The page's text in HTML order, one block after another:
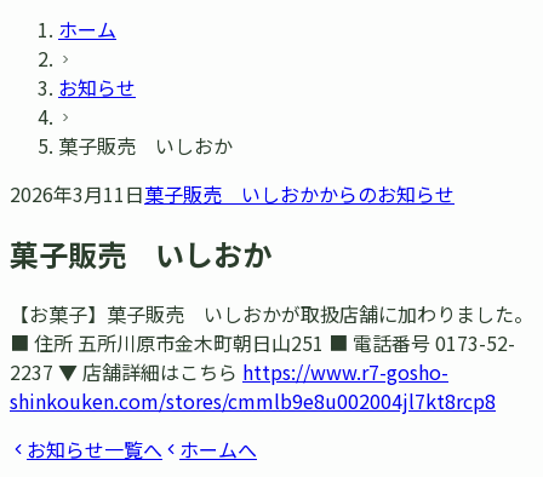
ホーム
お知らせ
菓子販売 いしおか
2026年3月11日菓子販売 いしおかからのお知らせ
菓子販売 いしおか
【お菓子】菓子販売 いしおかが取扱店舗に加わりました。
■ 住所 五所川原市金木町朝日山251 ■ 電話番号 0173-52-
2237 ▼ 店舗詳細はこちら https://www.r7-gosho-
shinkouken.com/stores/cmmlb9e8u002004jl7kt8rcp8
お知らせ一覧へ
ホームへ